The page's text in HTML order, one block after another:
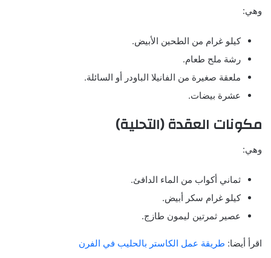
وهي:
كيلو غرام من الطحين الأبيض.
رشة ملح طعام.
ملعقة صغيرة من الفانيلا الباودر أو السائلة.
عشرة بيضات.
مكونات العقدة (التحلية)
وهي:
ثماني أكواب من الماء الدافئ.
كيلو غرام سكر أبيض.
عصير ثمرتين ليمون طازج.
اقرأ أيضا: طريقة عمل الكاستر بالحليب في الفرن